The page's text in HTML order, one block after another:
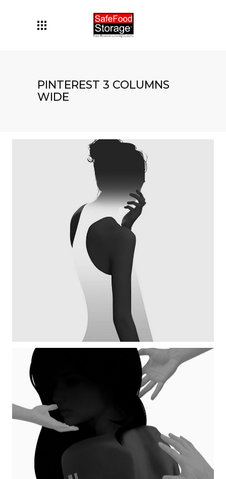
PINTEREST 3 COLUMNS
WIDE
GALLERY SINGLE